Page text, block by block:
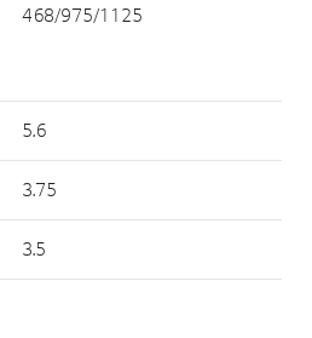
468/975/1125
5.6
3.75
3.5